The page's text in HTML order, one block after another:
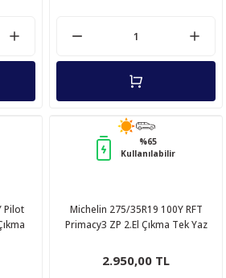
Pilot
%65
Kullanılabilir
Michelin 275/35R19 100Y RFT
Primacy3 ZP 2.El Çıkma Tek Yaz
2.950,00 TL